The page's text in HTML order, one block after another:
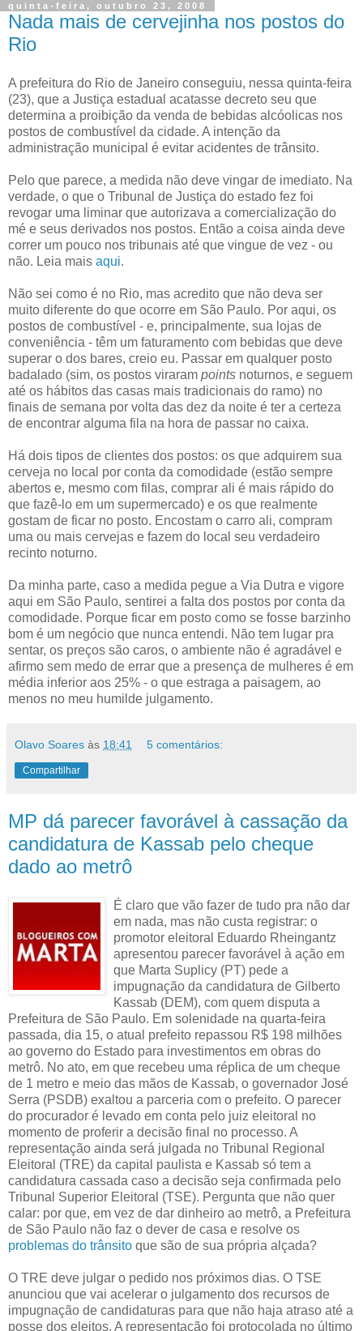
quinta-feira, outubro 23, 2008
Nada mais de cervejinha nos postos do
Rio
A prefeitura do Rio de Janeiro conseguiu, nessa quinta-feira
(23), que a Justiça estadual acatasse decreto seu que
determina a proibição da venda de bebidas alcóolicas nos
postos de combustível da cidade. A intenção da
administração municipal é evitar acidentes de trânsito.
Pelo que parece, a medida não deve vingar de imediato. Na
verdade, o que o Tribunal de Justiça do estado fez foi
revogar uma liminar que autorizava a comercialização do
mé e seus derivados nos postos. Então a coisa ainda deve
correr um pouco nos tribunais até que vingue de vez - ou
não. Leia mais aqui.
Não sei como é no Rio, mas acredito que não deva ser
muito diferente do que ocorre em São Paulo. Por aqui, os
postos de combustível - e, principalmente, sua lojas de
conveniência - têm um faturamento com bebidas que deve
superar o dos bares, creio eu. Passar em qualquer posto
badalado (sim, os postos viraram points noturnos, e seguem
até os hábitos das casas mais tradicionais do ramo) no
finais de semana por volta das dez da noite é ter a certeza
de encontrar alguma fila na hora de passar no caixa.
Há dois tipos de clientes dos postos: os que adquirem sua
cerveja no local por conta da comodidade (estão sempre
abertos e, mesmo com filas, comprar ali é mais rápido do
que fazê-lo em um supermercado) e os que realmente
gostam de ficar no posto. Encostam o carro ali, compram
uma ou mais cervejas e fazem do local seu verdadeiro
recinto noturno.
Da minha parte, caso a medida pegue a Via Dutra e vigore
aqui em São Paulo, sentirei a falta dos postos por conta da
comodidade. Porque ficar em posto como se fosse barzinho
bom é um negócio que nunca entendi. Não tem lugar pra
sentar, os preços são caros, o ambiente não é agradável e
afirmo sem medo de errar que a presença de mulheres é em
média inferior aos 25% - o que estraga a paisagem, ao
menos no meu humilde julgamento.
Olavo Soares às 18:41 5 comentários:
Compartilhar
MP dá parecer favorável à cassação da
candidatura de Kassab pelo cheque
dado ao metrô
É claro que vão fazer de tudo pra não dar
em nada, mas não custa registrar: o
promotor eleitoral Eduardo Rheingantz
apresentou parecer favorável à ação em
que Marta Suplicy (PT) pede a
impugnação da candidatura de Gilberto
Kassab (DEM), com quem disputa a
Prefeitura de São Paulo. Em solenidade na quarta-feira
passada, dia 15, o atual prefeito repassou R$ 198 milhões
ao governo do Estado para investimentos em obras do
metrô. No ato, em que recebeu uma réplica de um cheque
de 1 metro e meio das mãos de Kassab, o governador José
Serra (PSDB) exaltou a parceria com o prefeito. O parecer
do procurador é levado em conta pelo juiz eleitoral no
momento de proferir a decisão final no processo. A
representação ainda será julgada no Tribunal Regional
Eleitoral (TRE) da capital paulista e Kassab só tem a
candidatura cassada caso a decisão seja confirmada pelo
Tribunal Superior Eleitoral (TSE). Pergunta que não quer
calar: por que, em vez de dar dinheiro ao metrô, a Prefeitura
de São Paulo não faz o dever de casa e resolve os
problemas do trânsito que são de sua própria alçada?
O TRE deve julgar o pedido nos próximos dias. O TSE
anunciou que vai acelerar o julgamento dos recursos de
impugnação de candidaturas para que não haja atraso até a
posse dos eleitos. A representação foi protocolada no último